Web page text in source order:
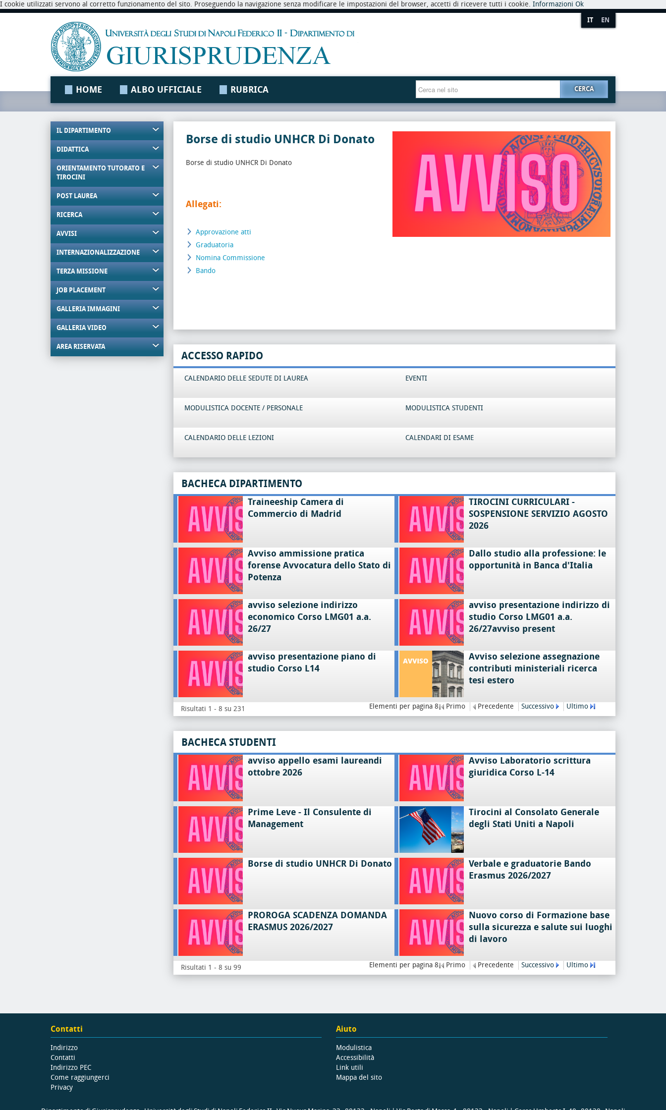
I cookie utilizzati servono al corretto funzionamento del sito. Proseguendo la navigazione senza modificare le impostazioni del browser, accetti di ricevere tutti i cookie. Informazioni Ok
IT EN
HOME ALBO UFFICIALE RUBRICA CERCA
IL DIPARTIMENTO
DIDATTICA
ORIENTAMENTO TUTORATO E
TIROCINI
POST LAUREA
RICERCA
AVVISI
INTERNAZIONALIZZAZIONE
TERZA MISSIONE
JOB PLACEMENT
GALLERIA IMMAGINI
GALLERIA VIDEO
AREA RISERVATA
Borse di studio UNHCR Di Donato
Borse di studio UNHCR Di Donato
Allegati:
Approvazione atti
Graduatoria
Nomina Commissione
Bando
ACCESSO RAPIDO
CALENDARIO DELLE SEDUTE DI LAUREA EVENTI
MODULISTICA DOCENTE / PERSONALE MODULISTICA STUDENTI
CALENDARIO DELLE LEZIONI CALENDARI DI ESAME
BACHECA DIPARTIMENTO
Traineeship Camera di
Commercio di Madrid
TIROCINI CURRICULARI -
SOSPENSIONE SERVIZIO AGOSTO
2026
Avviso ammissione pratica
forense Avvocatura dello Stato di
Potenza
Dallo studio alla professione: le
opportunità in Banca d'Italia
avviso selezione indirizzo
economico Corso LMG01 a.a.
26/27
avviso presentazione indirizzo di
studio Corso LMG01 a.a.
26/27avviso present
avviso presentazione piano di
studio Corso L14
Avviso selezione assegnazione
contributi ministeriali ricerca
tesi estero
Risultati 1 - 8 su 231 Elementi per pagina 8 Primo Precedente Successivo Ultimo
BACHECA STUDENTI
avviso appello esami laureandi
ottobre 2026
Avviso Laboratorio scrittura
giuridica Corso L-14
Prime Leve - Il Consulente di
Management
Tirocini al Consolato Generale
degli Stati Uniti a Napoli
Borse di studio UNHCR Di Donato
Verbale e graduatorie Bando
Erasmus 2026/2027
PROROGA SCADENZA DOMANDA
ERASMUS 2026/2027
Nuovo corso di Formazione base
sulla sicurezza e salute sui luoghi
di lavoro
Risultati 1 - 8 su 99 Elementi per pagina 8 Primo Precedente Successivo Ultimo
Contatti
Indirizzo
Contatti
Indirizzo PEC
Come raggiungerci
Privacy
Aiuto
Modulistica
Accessibilità
Link utili
Mappa del sito